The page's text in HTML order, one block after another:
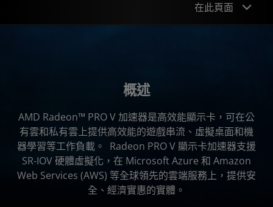
在此頁面
概述
AMD Radeon™ PRO V 加速器是高效能顯示卡，可在公
有雲和私有雲上提供高效能的遊戲串流、虛擬桌面和機
器學習等工作負載。 Radeon PRO V 顯示卡加速器支援
SR-IOV 硬體虛擬化，在 Microsoft Azure 和 Amazon
Web Services (AWS) 等全球領先的雲端服務上，提供安
全、經濟實惠的實體。